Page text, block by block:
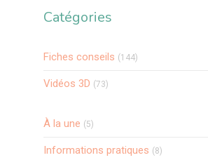
Catégories
Fiches conseils (144)
Vidéos 3D (73)
À la une (5)
Informations pratiques (8)